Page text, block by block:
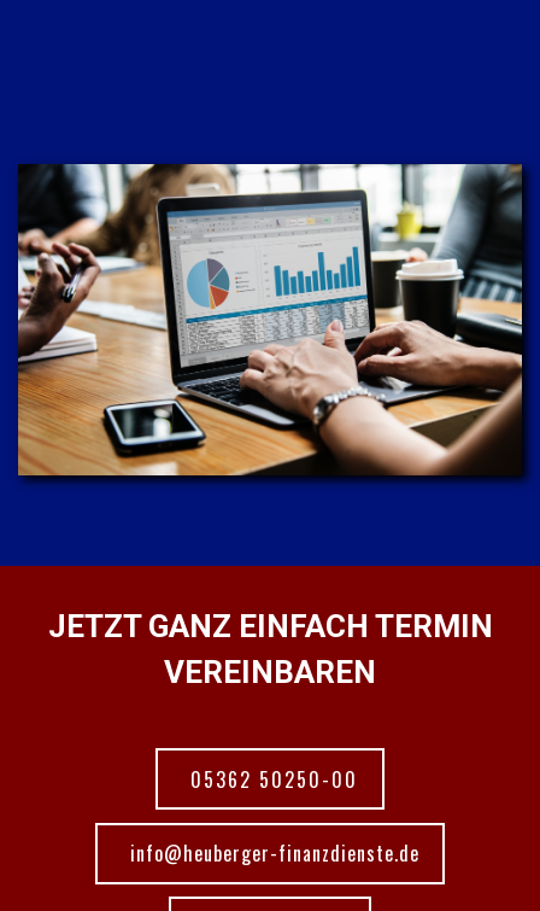
JETZT GANZ EINFACH TERMIN
VEREINBAREN
05362 50250-00
info@heuberger-finanzdienste.de